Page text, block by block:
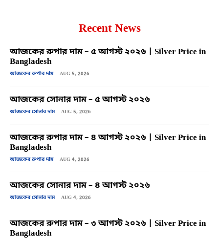
Recent News
আজকের রুপার দাম – ৫ আগস্ট ২০২৬ | Silver Price in
Bangladesh
আজকের রুপার দাম AUG 5, 2026
আজকের সোনার দাম – ৫ আগস্ট ২০২৬
আজকের সোনার দাম AUG 5, 2026
আজকের রুপার দাম – ৪ আগস্ট ২০২৬ | Silver Price in
Bangladesh
আজকের রুপার দাম AUG 4, 2026
আজকের সোনার দাম – ৪ আগস্ট ২০২৬
আজকের সোনার দাম AUG 4, 2026
আজকের রুপার দাম – ৩ আগস্ট ২০২৬ | Silver Price in
Bangladesh